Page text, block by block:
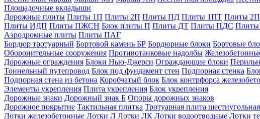
Площадочные вкладыши
Дорожные плиты Плиты 1П Плиты 2П Плиты ПД Плиты 1ПТ Плиты
Плиты ИДП Плиты ПЖСН Блок плиты П Плиты ДТ Плиты ПДС
Аэродромные плиты Плиты ПАГ
Бордюр тротуарный Бортовой камень БР Бордюрные блоки Бортовые
Оборонительные сооружения Противотанковые надолбы
Дорожные ограждения Блоки Нью-Джерси Ограждающие блоки
Тоннельный путепровод Блок под фундамент стен Подпорная стенка
Подпорная стена из бетона Коробчатый блок Блок контрфорса
Элементы укрепления Плита укрепления Блок укрепления
Дорожные знаки Дорожный знак Б Опоры дорожных знаков
Дорожное покрытие Тактильная плитка Тротуарная плита шестиугольная
Лотки железобетонные Лотки Л Лотки ЛК Лотки водоотводные Лотки